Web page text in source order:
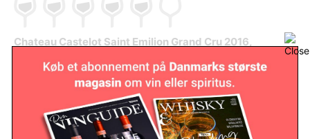
Chateau Castelot Saint Emilion Grand Cru 2016,
Frankrig.
5 stjerner.
Flot intensitet og koncentration. Man mærker tydeligt det
er fra et af de bedre år i Bordeaux hvor vinen virkelig får
lov til at folde sig ud og få et solmodent udtryk. Bormbær,
tobak, krydderier og vanilje i smagen. Flot lang